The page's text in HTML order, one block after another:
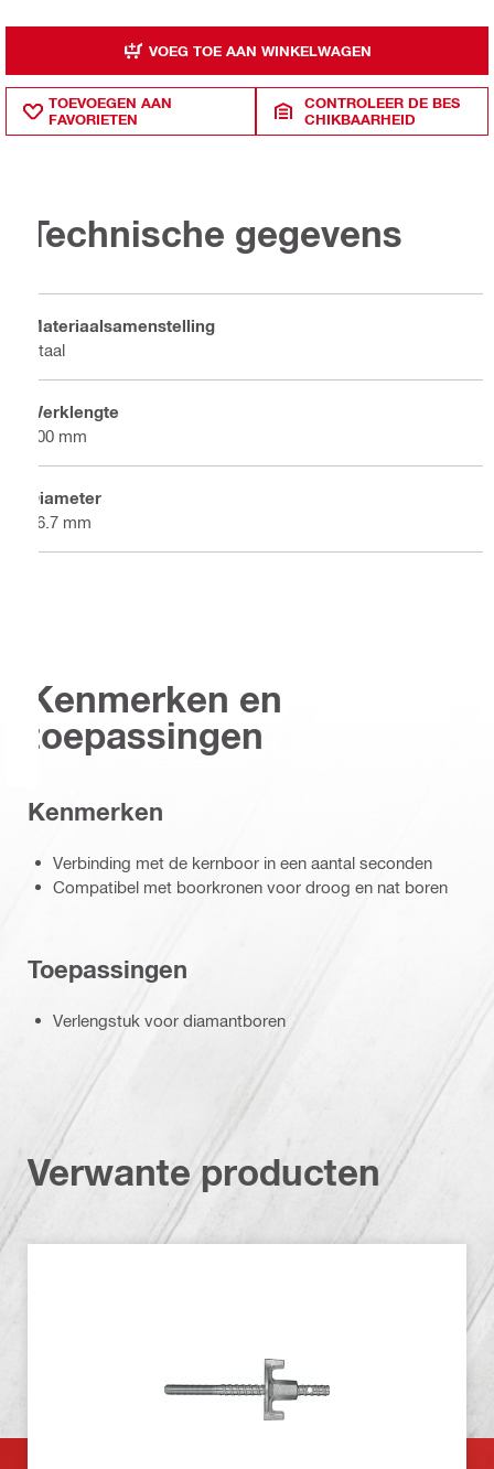
VOEG TOE AAN WINKELWAGEN
TOEVOEGEN AAN
FAVORIETEN
CONTROLEER DE BES
CHIKBAARHEID
Technische gegevens
Materiaalsamenstelling
Staal
Werklengte
200 mm
Diameter
46.7 mm
Kenmerken en
toepassingen
Kenmerken
Verbinding met de kernboor in een aantal seconden
Compatibel met boorkronen voor droog en nat boren
Toepassingen
Verlengstuk voor diamantboren
Verwante producten